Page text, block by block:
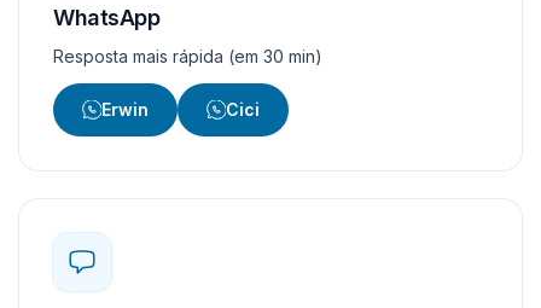
WhatsApp
Resposta mais rápida (em 30 min)
Erwin Cici